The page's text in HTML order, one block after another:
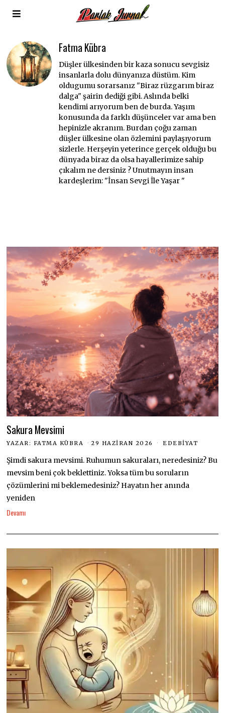
Fatma Kübra
Düşler ülkesinden bir kaza sonucu sevgisiz
insanlarla dolu dünyanıza düstüm. Kim
oldugumu sorarsanız "Biraz rüzgarım biraz
dalga" şairin dediği gibi. Aslında belki
kendimi arıyorum ben de burda. Yaşım
konusunda da farklı düşünceler var ama ben
hepinizle akranım. Burdan çoğu zaman
düşler ülkesine olan özlemini paylaşıyorum
sizlerle. Herşeyin yeterince gerçek olduğu bu
dünyada biraz da olsa hayallerimize sahip
çıkalım ne dersiniz ? Unutmayın insan
kardeşlerim: "İnsan Sevgi İle Yaşar "
Sakura Mevsimi
YAZAR: FATMA KÜBRA 29 HAZIRAN 2026 EDEBIYAT
Şimdi sakura mevsimi. Ruhumun sakuraları, neredesiniz? Bu
mevsim beni çok beklettiniz. Yoksa tüm bu soruların
çözümlerini mi beklemedesiniz? Hayatın her anında
yeniden
Devamı